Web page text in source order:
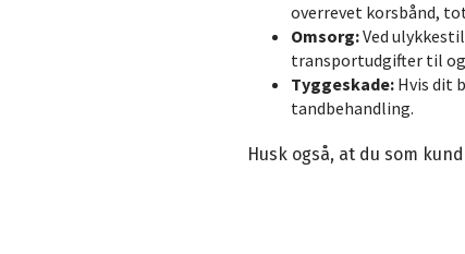
overrevet korsbånd,
Omsorg:Ved
transportudgifter til og
Tyggeskade: Hvis dit
tandbehandling.
Husk også, at du som